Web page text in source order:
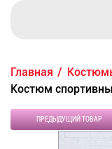
Главная
Костюм
ПРЕДЫДУЩИЙ ТОВАР